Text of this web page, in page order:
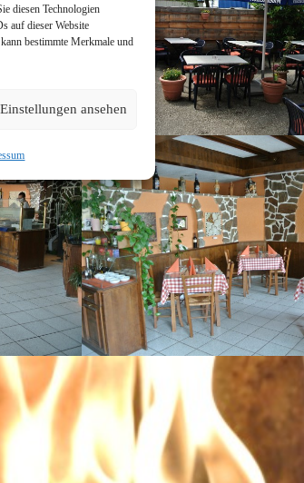
diesen Technologien
auf dieser Website
bestimmte Merkmale und
Einstellungen ansehen